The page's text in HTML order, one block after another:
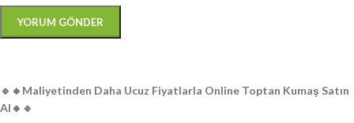
🔹️🔸️Maliyetinden Daha Ucuz Fiyatlarla Online Toptan Kumaş Satın
Al🔸️🔹️